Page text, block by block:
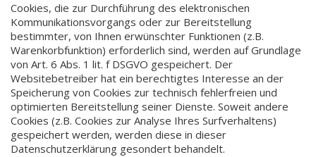
Cookies, die zur Durchführung des elektronischen
Kommunikationsvorgangs oder zur Bereitstellung
bestimmter, von Ihnen erwünschter Funktionen (z.B.
Warenkorbfunktion) erforderlich sind, werden auf Grundlage
von Art. 6 Abs. 1 lit. f DSGVO gespeichert. Der
Websitebetreiber hat ein berechtigtes Interesse an der
Speicherung von Cookies zur technisch fehlerfreien und
optimierten Bereitstellung seiner Dienste. Soweit andere
Cookies (z.B. Cookies zur Analyse Ihres Surfverhaltens)
gespeichert werden, werden diese in dieser
Datenschutzerklärung gesondert behandelt.